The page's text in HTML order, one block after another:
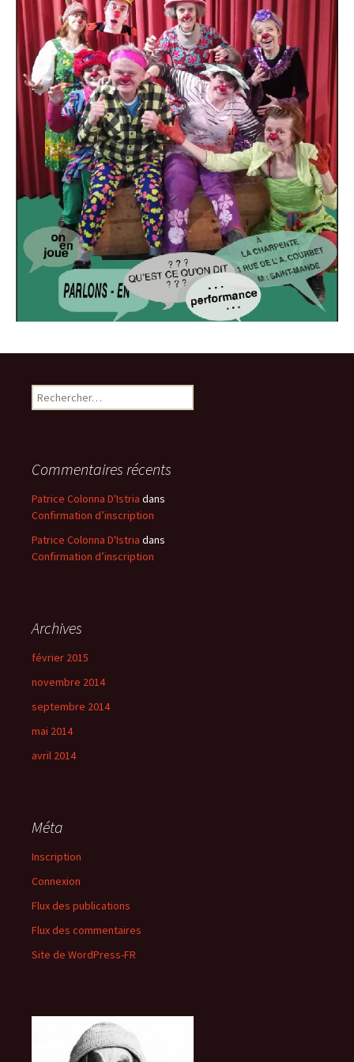
Rechercher :
Commentaires récents
Patrice Colonna D'Istria dans
Confirmation d’inscription
Patrice Colonna D'Istria dans
Confirmation d’inscription
Archives
février 2015
novembre 2014
septembre 2014
mai 2014
avril 2014
Méta
Inscription
Connexion
Flux des publications
Flux des commentaires
Site de WordPress-FR